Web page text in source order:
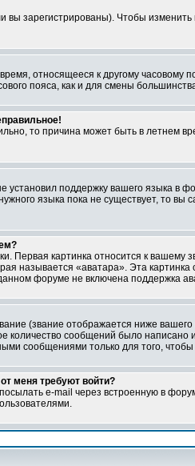
вы зарегистрированы). Чтобы
относящееся к другому часовому
пояса, как и для смены
то причина может быть в летнем
установил поддержку вашего языка
языка пока не существует, то
Первая картинка относится к
называется «аватара». Эта
форуме не включена поддержка
(звание отображается ниже
количество сообщений было
сообщениями только для того,
меня требуют войти?
e-mail через встроенную в